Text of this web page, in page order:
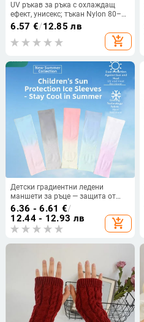
UV ръкав за ръка с охлаждащ
ефект, унисекс; тъкан Nylon 80–
90% съдържание; Spandex/Lycra;
тегло на тъканта 28–34 g; дизайн
с пръсти
6.57 €/12.85 лв
add_shopping_cart
Детски градиентни ледени
маншети за ръце — защита от
слънцето и комари, унисекс за
лято, UPF50+
6.36 - 6.61 €/
12.44 - 12.93 лв
add_shopping_cart